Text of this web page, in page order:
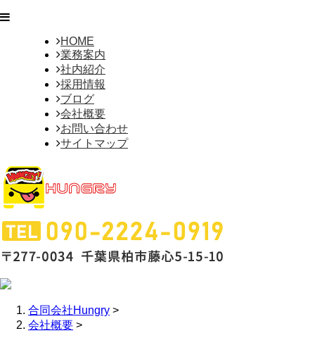
HOME
業務案内
社内紹介
採用情報
ブログ
会社概要
お問い合わせ
サイトマップ
合同会社Hungry >
会社概要 >